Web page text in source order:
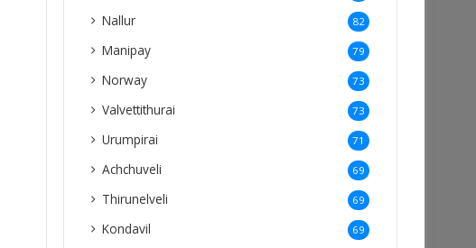
Nallur 82
Manipay 79
Norway 73
Valvettithurai 73
Urumpirai 71
Achchuveli 69
Thirunelveli 69
Kondavil 69